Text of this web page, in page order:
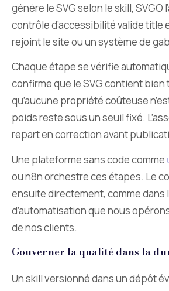
génère le SVG selon le skill, SVGO
contrôle d’accessibilité valide title
rejoint le site ou un système de
Chaque étape se vérifie
confirme que le SVG contient bien
qu’aucune propriété coûteuse
poids reste sous un seuil fixé.
repart en correction avant
Une plateforme sans code comme
ou n8n orchestre ces étapes. Le
ensuite directement, comme dans
d’automatisation que nous
de nos clients.
Gouverner la qualité dans la
Un skill versionné dans un dépôt